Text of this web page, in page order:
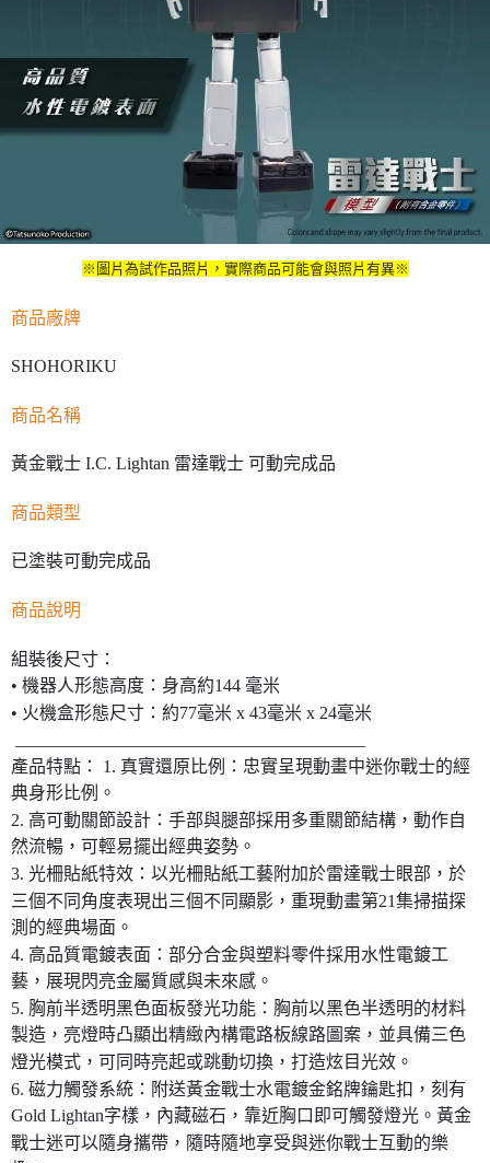
※圖片為試作品照片，實際商品可能會與照片有異※
商品廠牌
SHOHORIKU
商品名稱
黃金戰士 I.C. Lightan 雷達戰士 可動完成品
商品類型
已塗裝可動完成品
商品說明
組裝後尺寸：
• 機器人形態高度：身高約144 毫米
• 火機盒形態尺寸：約77毫米 x 43毫米 x 24毫米
產品特點： 1. 真實還原比例：忠實呈現動畫中迷你戰士的經
典身形比例。
2. 高可動關節設計：手部與腿部採用多重關節結構，動作自
然流暢，可輕易擺出經典姿勢。
3. 光柵貼紙特效：以光柵貼紙工藝附加於雷達戰士眼部，於
三個不同角度表現出三個不同顯影，重現動畫第21集掃描探
測的經典場面。
4. 高品質電鍍表面：部分合金與塑料零件採用水性電鍍工
藝，展現閃亮金屬質感與未來感。
5. 胸前半透明黑色面板發光功能：胸前以黑色半透明的材料
製造，亮燈時凸顯出精緻內構電路板線路圖案，並具備三色
燈光模式，可同時亮起或跳動切換，打造炫目光效。
6. 磁力觸發系統：附送黃金戰士水電鍍金銘牌鑰匙扣，刻有
Gold Lightan字樣，內藏磁石，靠近胸口即可觸發燈光。黃金
戰士迷可以隨身攜帶，隨時隨地享受與迷你戰士互動的樂